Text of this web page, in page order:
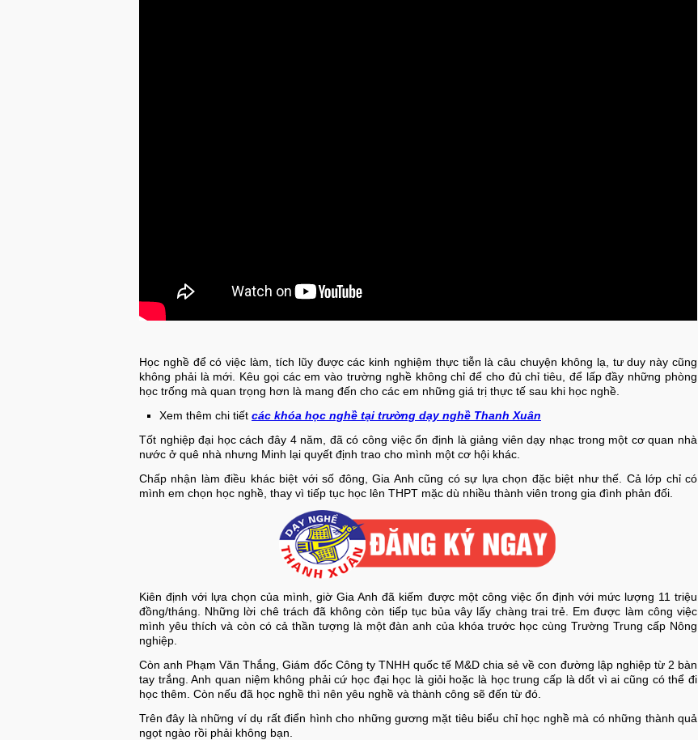
Học nghề để có việc làm, tích lũy được các kinh nghiệm thực tiễn là câu chuyện không lạ, tư duy này cũng
không phải là mới. Kêu gọi các em vào trường nghề không chỉ để cho đủ chỉ tiêu, để lấp đầy những phòng
học trống mà quan trọng hơn là mang đến cho các em những giá trị thực tế sau khi học nghề.
Xem thêm chi tiết các khóa học nghề tại trường dạy nghề Thanh Xuân
Tốt nghiệp đại học cách đây 4 năm, đã có công việc ổn định là giảng viên dạy nhạc trong một cơ quan nhà
nước ở quê nhà nhưng Minh lại quyết định trao cho mình một cơ hội khác.
Chấp nhận làm điều khác biệt với số đông, Gia Anh cũng có sự lựa chọn đặc biệt như thế. Cả lớp chỉ có
mình em chọn học nghề, thay vì tiếp tục học lên THPT mặc dù nhiều thành viên trong gia đình phản đối.
Kiên định với lựa chọn của mình, giờ Gia Anh đã kiếm được một công việc ổn định với mức lượng 11 triệu
đồng/tháng. Những lời chê trách đã không còn tiếp tục bủa vây lấy chàng trai trẻ. Em được làm công việc
mình yêu thích và còn có cả thần tượng là một đàn anh của khóa trước học cùng Trường Trung cấp Nông
nghiệp.
Còn anh Phạm Văn Thắng, Giám đốc Công ty TNHH quốc tế M&D chia sẻ về con đường lập nghiệp từ 2 bàn
tay trắng. Anh quan niệm không phải cứ học đại học là giỏi hoặc là học trung cấp là dốt vì ai cũng có thể đi
học thêm. Còn nếu đã học nghề thì nên yêu nghề và thành công sẽ đến từ đó.
Trên đây là những ví dụ rất điển hình cho những gương mặt tiêu biểu chỉ học nghề mà có những thành quả
ngọt ngào rồi phải không bạn.